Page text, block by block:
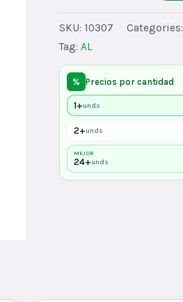
SKU: 10307 Categories:
Tag: AL
% Precios por cantidad
1+unds
2+unds
MEJOR
24+unds